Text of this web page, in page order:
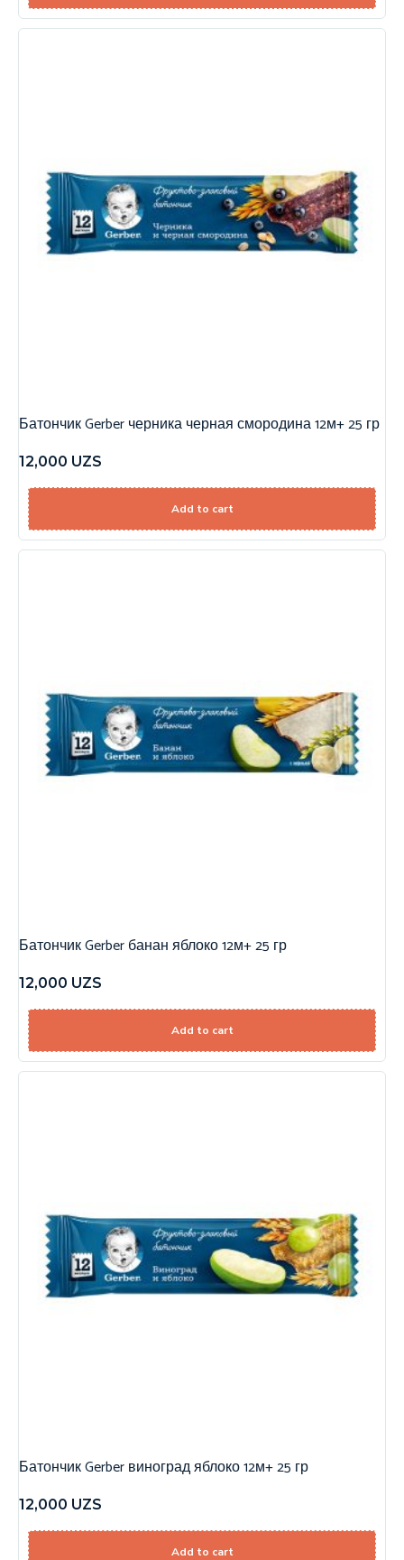
Батончик Gerber черника черная смородина 12м+ 25 гр
12,000 UZS
Add to cart
Батончик Gerber банан яблоко 12м+ 25 гр
12,000 UZS
Add to cart
Батончик Gerber виноград яблоко 12м+ 25 гр
12,000 UZS
Add to cart